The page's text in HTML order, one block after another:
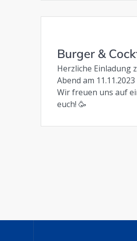
Burger &
Herzliche Einladung
Abend am 11.11.2023
Wir freuen uns auf
euch! 🥳